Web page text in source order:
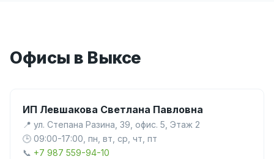
Офисы в Выксе
ИП Левшакова Светлана Павловна
📍 ул. Степана Разина, 39, офис. 5, Этаж 2
🕒 09:00-17:00, пн, вт, ср, чт, пт
📞 +7 987 559-94-10